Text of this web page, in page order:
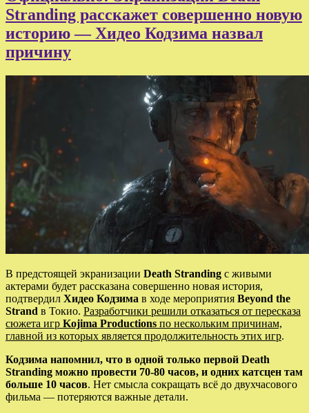
Stranding расскажет совершенно новую
историю — Хидео Кодзима назвал
причину
В предстоящей экранизации Death Stranding с живыми
актерами будет рассказана совершенно новая история,
подтвердил Хидео Кодзима в ходе мероприятия Beyond the
Strand в Токио. Разработчики решили отказаться от пересказа
сюжета игр Kojima Productions по нескольким причинам,
главной из которых является продолжительность этих игр.
Кодзима напомнил, что в одной только первой Death
Stranding можно провести 70-80 часов, и одних катсцен там
больше 10 часов. Нет смысла сокращать всё до двухчасового
фильма — потеряются важные детали.